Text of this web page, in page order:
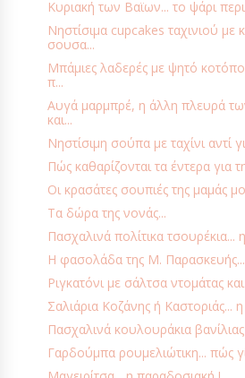
ΡΎΖΙ ΡΩΣΊΑ ΣΑΛΆΤΕΣ ΣΑΛΆΤΕΣ-
ΣΑΡΑΚΟΣΤΉ
ΣΕΜΙΝΆΡΙΑ ΜΑΓΕΙΡΙΚΉΣ &
ΣΙΡΟΠΙΑΣΤΆ ΓΛΥΚΆ ΣΚΈΨΕΙΣ ΣΚΩΤΊΑ
ΣΟΚΟΛΆΤΑ ΣΟΎΠΕΣ ΣΤΑ ΓΡΉΓΟΡΑ...
ΣΤΗΝ ΚΑΤΣΑΡΌΛΑ/ΧΎΤΡΑ ΤΑΧΎΤΗΤΑΣ
ΣΥΜΜΕΤΟΧΈΣ ΣΥΝΑΝΤΉΣΕΙΣ
ΣΥΝΤΑΓΈΣ ΑΝΑΓΝΩΣΤΏΝ ΣΥΝΤΑΓΈΣ
ΤΣΟΥΡΈΚΙΑ - ΒΑΣΙΛΌΠΙΤΕΣ ΦΡΟΥΤΟΓΛΥΚΆ
ΦΤΙΆΧΝΩ ΣΤΟ ΣΠΊΤΙ
Κυριακή των Βαϊων... το ψάρι
Νηστίσιμα cupcakes ταχινιού με
σουσα...
Μπάμιες λαδερές με ψητό
π...
Αυγά μαρμπρέ, η άλλη πλευρά
και...
Νηστίσιμη σούπα με ταχίνι αντί
Πώς καθαρίζονται τα έντερα για
Οι κρασάτες σουπιές της μαμάς
Τα δώρα της νονάς...
Πασχαλινά πολίτικα
Η φασολάδα της Μ. Παρασκευής...
Ριγκατόνι με σάλτσα ντομάτας
Σαλιάρια Κοζάνης ή Καστοριάς...
Πασχαλινά κουλουράκια βανίλιας
Γαρδούμπα ρουμελιώτικη... πώς